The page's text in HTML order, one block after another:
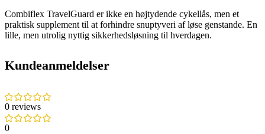
Combiflex TravelGuard er ikke en højtydende cykellås, men et
praktisk supplement til at forhindre snuptyveri af løse genstande. En
lille, men utrolig nyttig sikkerhedsløsning til hverdagen.
Kundeanmeldelser
0 reviews
0